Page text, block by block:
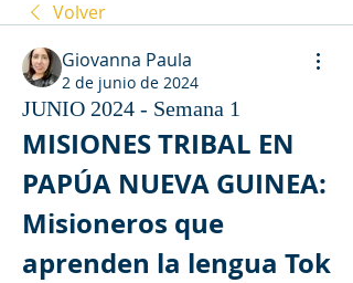
Volver
Giovanna Paula
2 de junio de 2024
JUNIO 2024 - Semana 1
MISIONES TRIBAL EN
PAPÚA NUEVA GUINEA:
Misioneros que
aprenden la lengua Tok